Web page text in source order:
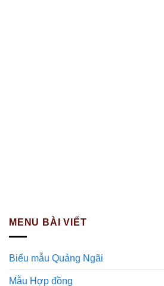
MENU BÀI VIẾT
Biểu mẫu Quảng Ngãi
Mẫu Hợp đồng